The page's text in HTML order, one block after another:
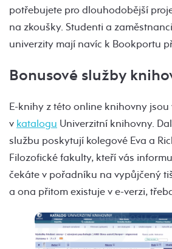
potřebujete pro dlouhodobější
na zkoušky. Studenti a
univerzity mají navíc k Bookportu
Bonusové služby
E-knihy z této online knihovny
v katalogu Univerzitní knihovny.
službu poskytují kolegové Eva a
Filozofické fakulty, kteří vás
čekáte v pořadníku na vypůjčený
a ona přitom existuje v e-verzi,